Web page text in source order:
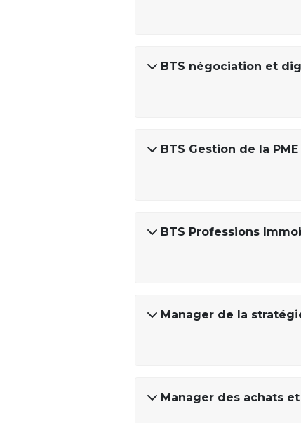
BTS négociation et
BTS Gestion de la PME
BTS Professions
Manager de la
Manager des achats